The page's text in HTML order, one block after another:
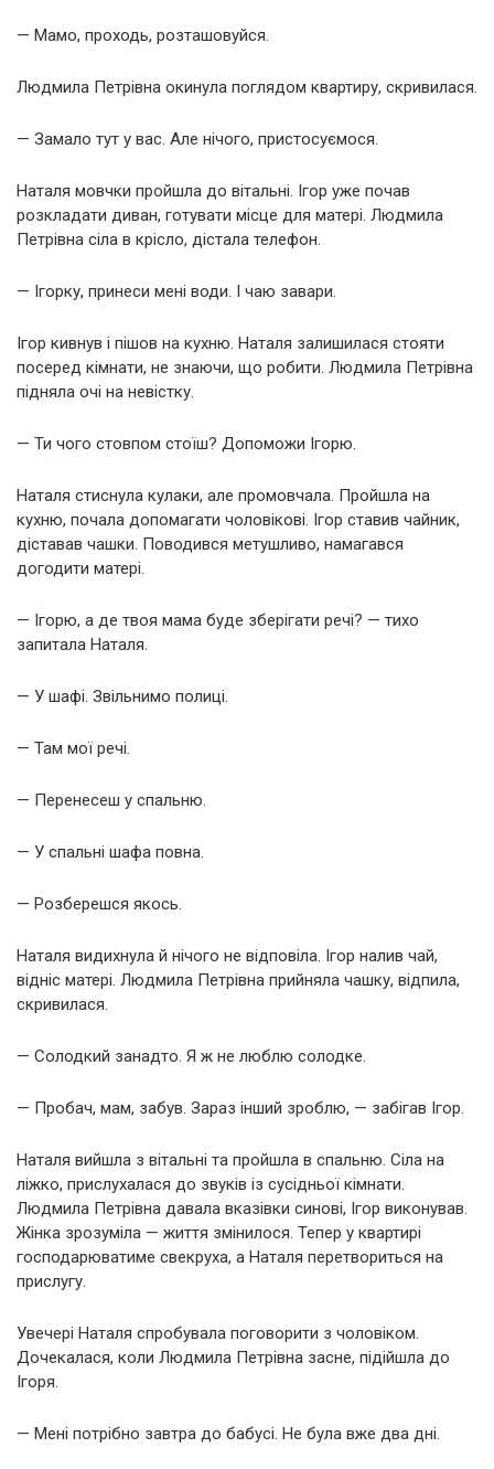
— Мамо, проходь, розташовуйся.
Людмила Петрівна окинула поглядом квартиру, скривилася.
— Замало тут у вас. Але нічого, пристосуємося.
Наталя мовчки пройшла до вітальні. Ігор уже почав
розкладати диван, готувати місце для матері. Людмила
Петрівна сіла в крісло, дістала телефон.
— Ігорку, принеси мені води. І чаю завари.
Ігор кивнув і пішов на кухню. Наталя залишилася стояти
посеред кімнати, не знаючи, що робити. Людмила Петрівна
підняла очі на невістку.
— Ти чого стовпом стоїш? Допоможи Ігорю.
Наталя стиснула кулаки, але промовчала. Пройшла на
кухню, почала допомагати чоловікові. Ігор ставив чайник,
діставав чашки. Поводився метушливо, намагався
догодити матері.
— Ігорю, а де твоя мама буде зберігати речі? — тихо
запитала Наталя.
— У шафі. Звільнимо полиці.
— Там мої речі.
— Перенесеш у спальню.
— У спальні шафа повна.
— Розберешся якось.
Наталя видихнула й нічого не відповіла. Ігор налив чай,
відніс матері. Людмила Петрівна прийняла чашку, відпила,
скривилася.
— Солодкий занадто. Я ж не люблю солодке.
— Пробач, мам, забув. Зараз інший зроблю, — забігав Ігор.
Наталя вийшла з вітальні та пройшла в спальню. Сіла на
ліжко, прислухалася до звуків із сусідньої кімнати.
Людмила Петрівна давала вказівки синові, Ігор виконував.
Жінка зрозуміла — життя змінилося. Тепер у квартирі
господарюватиме свекруха, а Наталя перетвориться на
прислугу.
Увечері Наталя спробувала поговорити з чоловіком.
Дочекалася, коли Людмила Петрівна засне, підійшла до
Ігоря.
— Мені потрібно завтра до бабусі. Не була вже два дні.